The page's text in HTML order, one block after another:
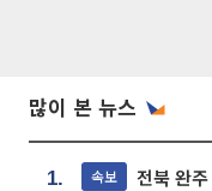
많이 본 뉴스
1. 속보 전북 완